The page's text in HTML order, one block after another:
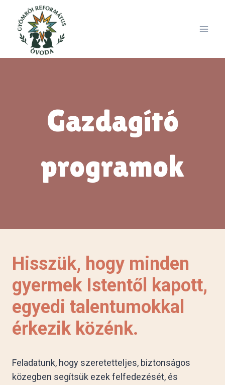
content
Gazdagító
programok
Hisszük, hogy minden
gyermek Istentől kapott,
egyedi talentumokkal
érkezik közénk.
Feladatunk, hogy szeretetteljes, biztonságos
közegben segítsük ezek felfedezését, és